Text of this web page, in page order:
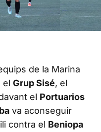
de la Marina
el Grup Sisé, el
el Portuarios
va aconseguir
contra el Beniopa